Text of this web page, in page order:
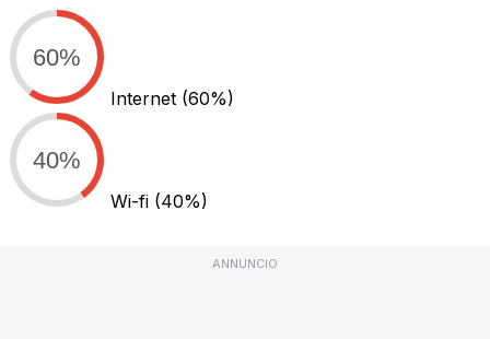
60%
Internet (60%)
40%
Wi-fi (40%)
ANNUNCIO